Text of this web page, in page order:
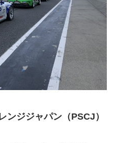
ンジジャパン（PSCJ）